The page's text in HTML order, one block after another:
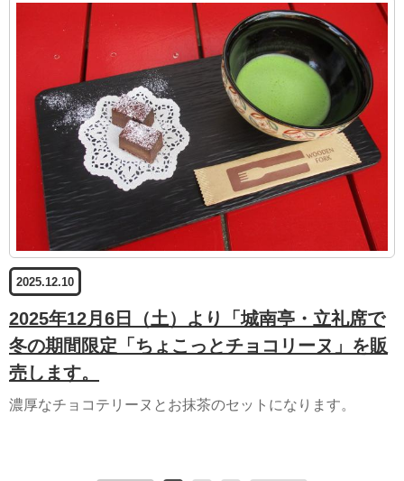
2025.12.10
2025年12月6日（土）より「城南亭・立礼席で
冬の期間限定「ちょこっとチョコリーヌ」を販
売します。
濃厚なチョコテリーヌとお抹茶のセットになります。